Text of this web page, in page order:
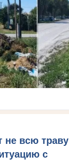
не всю
с